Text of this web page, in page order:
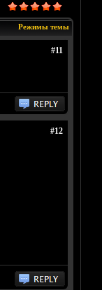
Режимы темы
#11
#12